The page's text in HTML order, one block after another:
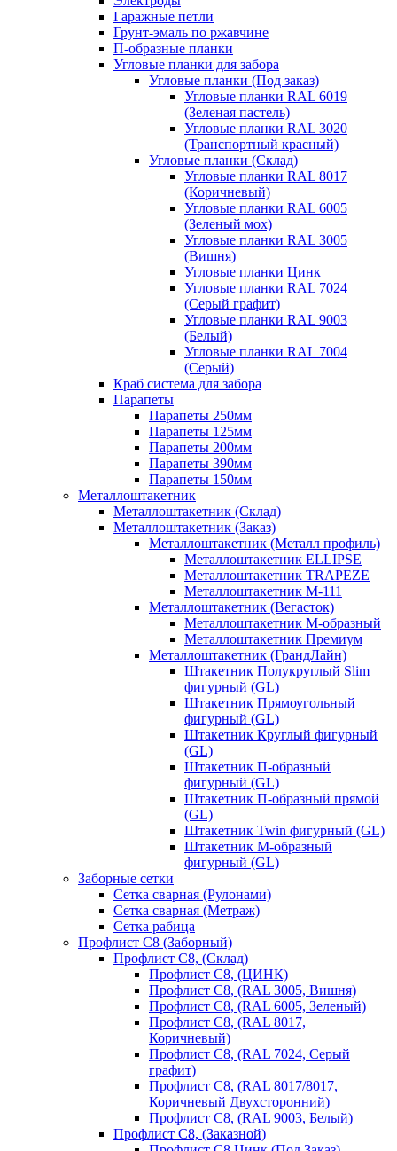
Гаражные петли
Грунт-эмаль по ржавчине
П-образные планки
Угловые планки для забора
Угловые планки (Под заказ)
Угловые планки RAL 6019
(Зеленая пастель)
Угловые планки RAL 3020
(Транспортный красный)
Угловые планки (Склад)
Угловые планки RAL 8017
(Коричневый)
Угловые планки RAL 6005
(Зеленый мох)
Угловые планки RAL 3005
(Вишня)
Угловые планки Цинк
Угловые планки RAL 7024
(Серый графит)
Угловые планки RAL 9003
(Белый)
Угловые планки RAL 7004
(Серый)
Краб система для забора
Парапеты
Парапеты 250мм
Парапеты 125мм
Парапеты 200мм
Парапеты 390мм
Парапеты 150мм
Металлоштакетник
Металлоштакетник (Склад)
Металлоштакетник (Заказ)
Металлоштакетник (Металл профиль)
Металлоштакетник ELLIPSE
Металлоштакетник TRAPEZE
Металлоштакетник М-111
Металлоштакетник (Вегасток)
Металлоштакетник М-образный
Металлоштакетник Премиум
Металлоштакетник (ГрандЛайн)
Штакетник Полукруглый Slim
фигурный (GL)
Штакетник Прямоугольный
фигурный (GL)
Штакетник Круглый фигурный
(GL)
Штакетник П-образный
фигурный (GL)
Штакетник П-образный прямой
(GL)
Штакетник Twin фигурный (GL)
Штакетник М-образный
фигурный (GL)
Заборные сетки
Сетка сварная (Рулонами)
Сетка сварная (Метраж)
Сетка рабица
Профлист С8 (Заборный)
Профлист С8, (Склад)
Профлист С8, (ЦИНК)
Профлист С8, (RAL 3005, Вишня)
Профлист С8, (RAL 6005, Зеленый)
Профлист С8, (RAL 8017,
Коричневый)
Профлист С8, (RAL 7024, Серый
графит)
Профлист С8, (RAL 8017/8017,
Коричневый Двухсторонний)
Профлист С8, (RAL 9003, Белый)
Профлист С8, (Заказной)